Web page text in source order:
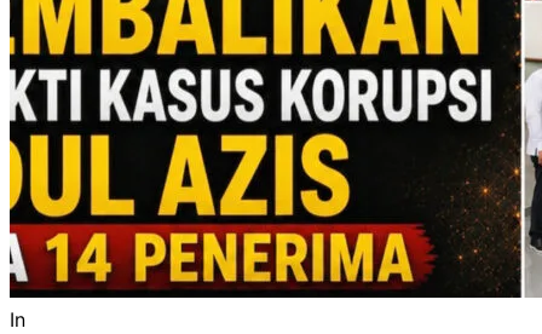
In